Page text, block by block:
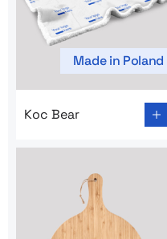
Made in Poland
Koc Bear